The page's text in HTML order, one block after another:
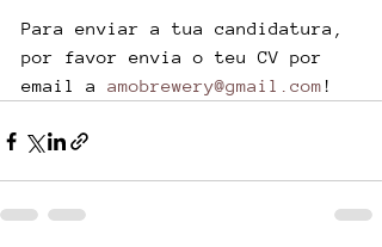
Para enviar a tua candidatura,
por favor envia o teu CV por
email a amobrewery@gmail.com !